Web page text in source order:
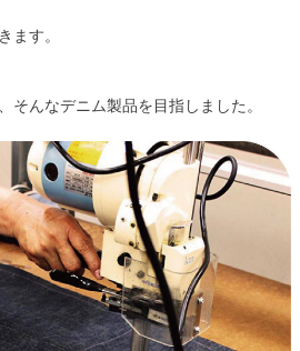
ます。
そんなデニム製品を目指しました。